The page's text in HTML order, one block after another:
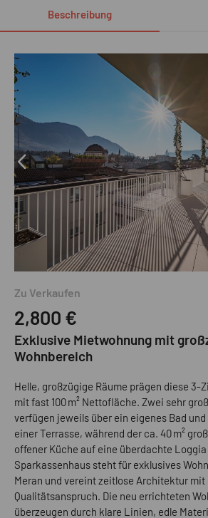
Beschreibung
Zu Verkaufen
2,800 €
Exklusive Mietwohnung mit
Wohnbereich
Helle, großzügige Räume prägen diese 3-
mit fast 100 m² Nettofläche. Zwei sehr
verfügen jeweils über ein eigenes Bad
einer Terrasse, während der ca. 40 m²
offener Küche auf eine überdachte Loggia
Sparkassenhaus steht für exklusives
Meran und vereint zeitlose Architektur
Qualitätsanspruch. Die neu errichteten
überzeugen durch klare Linien, edle